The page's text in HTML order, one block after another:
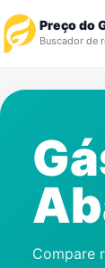
Preço do
Buscador de
Revendedor
Notícias
Compare